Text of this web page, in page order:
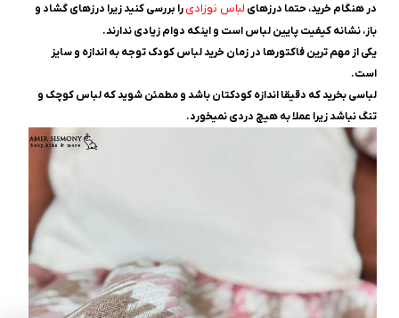
در هنگام خرید، حتما درزهای لباس نوزادیرا بررسی کنید زیرا درزهای گشاد و
باز، نشانه کیفیت پایین لباس است و اینکه دوام زیادی ندارند.
یکی از مهم‌ ترین فاکتورها در زمان خرید لباس کودک توجه به اندازه و سایز
است.
لباسی بخرید که دقیقا اندازه کودکتان باشد و مطمئن شوید که لباس کوچک و
تنگ نباشد زیرا عملا به هیچ دردی نمیخورد.